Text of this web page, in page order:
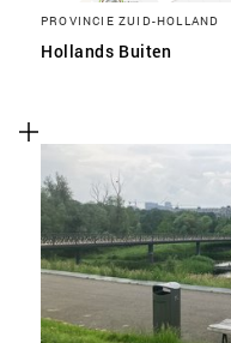
PROVINCIE ZUID-HOLLAND
Hollands Buiten